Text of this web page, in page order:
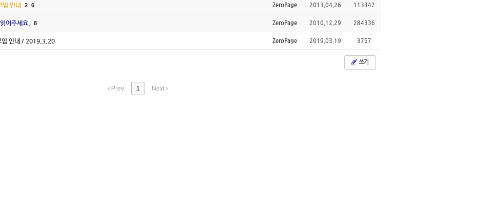
임 안내 2 6 ZeroPage 2013.04.26 113342
어주세요. 8 ZeroPage 2010.12.29 284336
임 안내 / 2019.3.20 ZeroPage 2019.03.19 3757
쓰기
Prev 1 Next